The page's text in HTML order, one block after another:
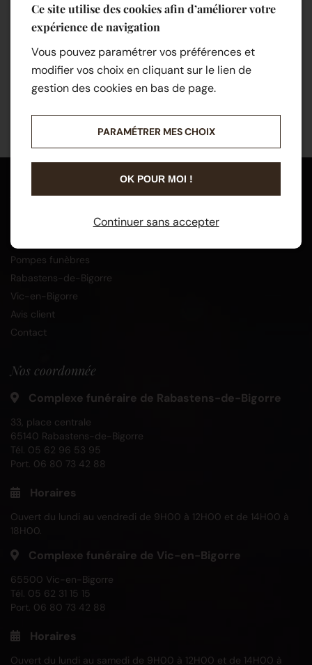
Menu
Catalogue
Pompes funèbres
Rabastens-de-Bigorre
Vic-en-Bigorre
Avis client
Contact
Nos coordonnée
Complexe funéraire de Rabastens-de-Bigorre
33, place centrale
65140 Rabastens-de-Bigorre
Tél. 05 62 96 53 95
Port. 06 80 73 42 88
Horaires
Ouvert du lundi au vendredi de 9H00 à 12H00 et de 14H00 à
18H00.
Complexe funéraire de Vic-en-Bigorre
65500 Vic-en-Bigorre
Tél. 05 62 31 15 15
Port. 06 80 73 42 88
Horaires
Ouvert du lundi au samedi de 9H00 à 12H00 et de 14H00 à
Ce site utilise des cookies afin d’améliorer votre
expérience de navigation
Vous pouvez paramétrer vos préférences et
modifier vos choix en cliquant sur le lien de
gestion des cookies en bas de page.
PARAMÉTRER MES CHOIX
OK POUR MOI !
Continuer sans accepter